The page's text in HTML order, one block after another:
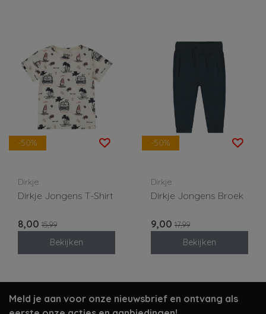
-50%
Dirkje
Dirkje Jongens T-Shirt
8,00 15,99
Bekijken
-50%
Dirkje
Dirkje Jongens Broek
9,00 17,99
Bekijken
Meld je aan voor onze nieuwsbrief en ontvang als